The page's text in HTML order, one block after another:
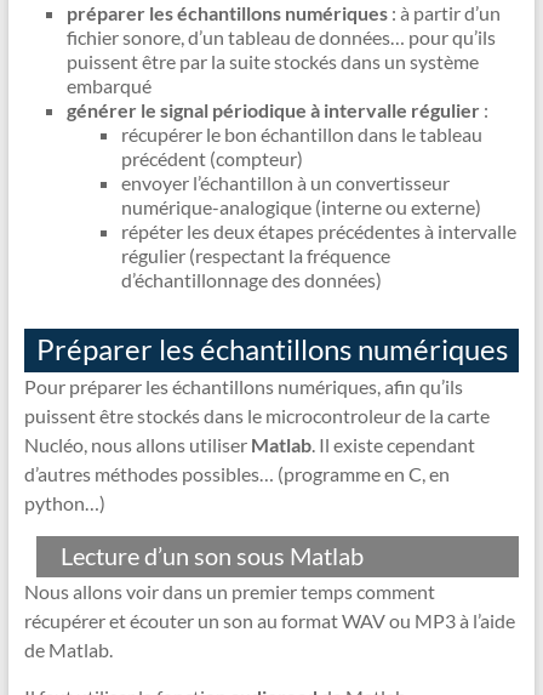
préparer les échantillons numériques: à partir d’un
fichier sonore, d’un tableau de données… pour qu’ils
puissent être par la suite stockés dans un système
embarqué
générer le signal périodique à intervalle régulier:
récupérer le bon échantillon dans le tableau
précédent (compteur)
envoyer l’échantillon à un convertisseur
numérique-analogique (interne ou externe)
répéter les deux étapes précédentes à intervalle
régulier (respectant la fréquence
d’échantillonnage des données)
Préparer les échantillons numériques
Pour préparer les échantillons numériques, afin qu’ils
puissent être stockés dans le microcontroleur de la carte
Nucléo, nous allons utiliser Matlab. Il existe cependant
d’autres méthodes possibles… (programme en C, en
python…)
Lecture d’un son sous Matlab
Nous allons voir dans un premier temps comment
récupérer et écouter un son au format WAV ou MP3 à l’aide
de Matlab.